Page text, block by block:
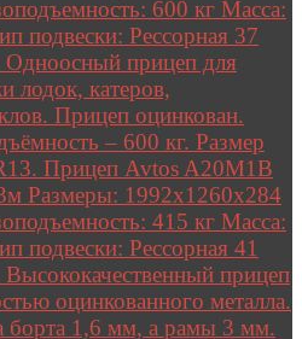
600 кг Масса:
подвески: Рессорная 37
Одноосный прицеп для
лодок, катеров,
Прицеп оцинкован.
– 600 кг. Размер
Прицеп Avtos A20M1B
Размеры: 1992х1260х284
415 кг Масса:
подвески: Рессорная 41
прицеп
оцинкованного металла.
борта 1,6 мм, а рамы 3 мм.